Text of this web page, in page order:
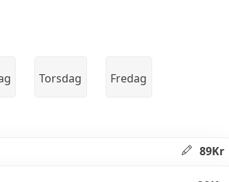
Torsdag Fredag
89Kr